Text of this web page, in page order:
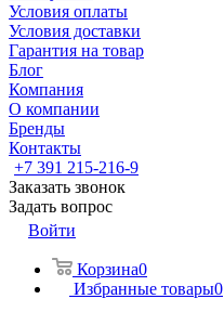
Условия оплаты
Условия доставки
Гарантия на товар
Блог
Компания
О компании
Бренды
Контакты
+7 391 215-216-9
Заказать звонок
Задать вопрос
Войти
Корзина0
Избранные товары0